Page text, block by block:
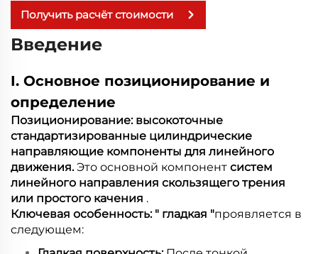
Получить расчёт стоимости
Введение
I. Основное позиционирование и
определение
Позиционирование: высокоточные
стандартизированные цилиндрические
направляющие компоненты для линейного
движения.Это основной компонент систем
линейного направления скользящего трения
или простого качения .
Ключевая особенность: " гладкая "проявляется в
следующем: